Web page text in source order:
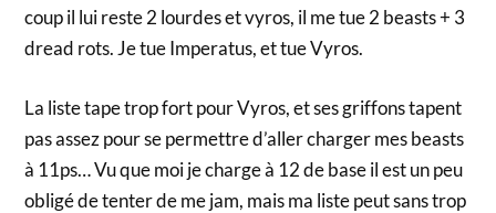
coup il lui reste 2 lourdes et vyros, il me tue 2 beasts + 3
dread rots. Je tue Imperatus, et tue Vyros.
La liste tape trop fort pour Vyros, et ses griffons tapent
pas assez pour se permettre d’aller charger mes beasts
à 11ps… Vu que moi je charge à 12 de base il est un peu
obligé de tenter de me jam, mais ma liste peut sans trop